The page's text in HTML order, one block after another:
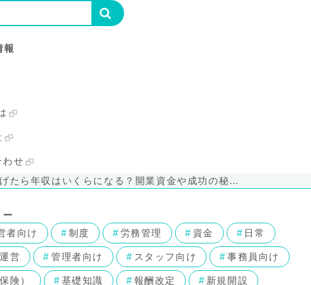
報
わせ
たら年収はいくらになる？開業資金や成功の秘…
ー
者向け 制度 労務管理 資金 日常
営 管理者向け スタッフ向け 事務員向け
険） 基礎知識 報酬改定 新規開設